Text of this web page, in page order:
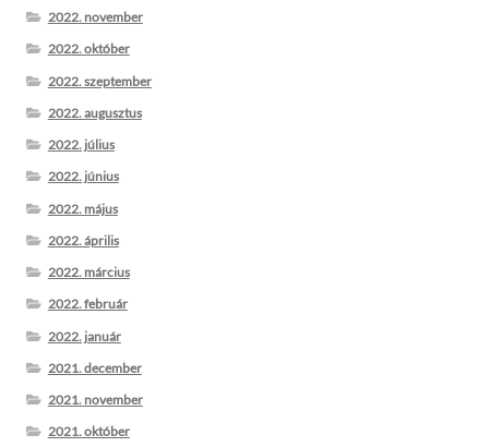
2022. november
2022. október
2022. szeptember
2022. augusztus
2022. július
2022. június
2022. május
2022. április
2022. március
2022. február
2022. január
2021. december
2021. november
2021. október